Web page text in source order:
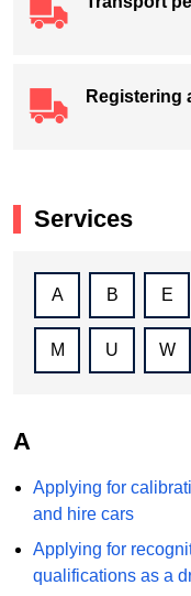
Registering
Services
A B E
M U W
A
Applying for
and hire cars
Applying for
qualifications as a